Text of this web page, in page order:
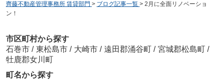
齊藤不動産管理事務所 賃貸部門 > ブログ記事一覧 > 2月に全面リノベーショ
ン！
市区町村から探す
石巻市 / 東松島市 / 大崎市 / 遠田郡涌谷町 / 宮城郡松島町 /
牡鹿郡女川町
町名から探す